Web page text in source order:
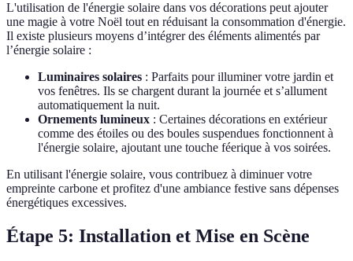
L'utilisation de l'énergie solaire dans vos décorations peut ajouter
une magie à votre Noël tout en réduisant la consommation d'énergie.
Il existe plusieurs moyens d’intégrer des éléments alimentés par
l’énergie solaire :
Luminaires solaires : Parfaits pour illuminer votre jardin et
vos fenêtres. Ils se chargent durant la journée et s’allument
automatiquement la nuit.
Ornements lumineux : Certaines décorations en extérieur
comme des étoiles ou des boules suspendues fonctionnent à
l'énergie solaire, ajoutant une touche féerique à vos soirées.
En utilisant l'énergie solaire, vous contribuez à diminuer votre
empreinte carbone et profitez d'une ambiance festive sans dépenses
énergétiques excessives.
Étape 5: Installation et Mise en Scène